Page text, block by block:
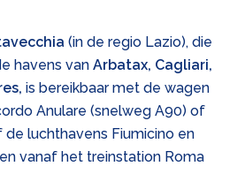
(in de regio Lazio), die
havens van Arbatax, Cagliari,
is bereikbaar met de wagen
Anulare (snelweg A90) of
de luchthavens Fiumicino en
vanaf het treinstation Roma